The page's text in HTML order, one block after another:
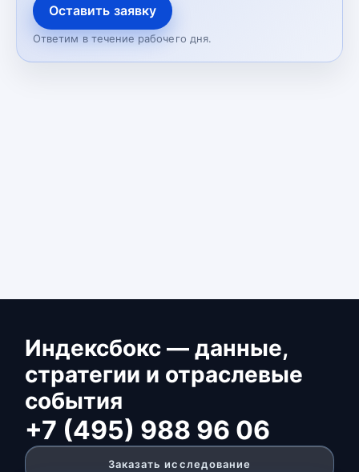
Оставить заявку
Ответим в течение рабочего дня.
Индексбокс — данные,
стратегии и отраслевые
события
+7 (495) 988 96 06
Заказать исследование